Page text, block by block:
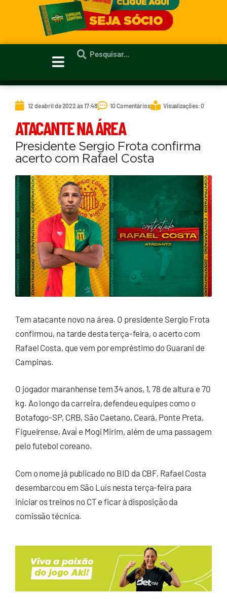
12 de abril de 2022 às 17:48 10 Comentários Visualizações: 0
ATACANTE NA ÁREA
Presidente Sergio Frota confirma
acerto com Rafael Costa
Tem atacante novo na área. O presidente Sergio Frota
confirmou, na tarde desta terça-feira, o acerto com
Rafael Costa, que vem por empréstimo do Guarani de
Campinas.
O jogador maranhense tem 34 anos, 1, 78 de altura e 70
kg. Ao longo da carreira, defendeu equipes como o
Botafogo-SP, CRB, São Caetano, Ceará, Ponte Preta,
Figueirense, Avaí e Mogi Mirim, além de uma passagem
pelo futebol coreano.
Com o nome já publicado no BID da CBF, Rafael Costa
desembarcou em São Luís nesta terça-feira para
iniciar os treinos no CT e ficar à disposição da
comissão técnica.